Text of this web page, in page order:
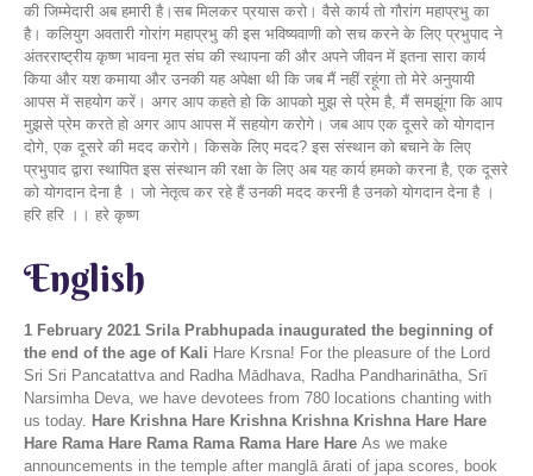
की जिम्मेदारी अब हमारी है।सब मिलकर प्रयास करो। वैसे कार्य तो गौरांग महाप्रभु का
है। कलियुग अवतारी गोरांग महाप्रभु की इस भविष्यवाणी को सच करने के लिए प्रभुपाद ने
अंतरराष्ट्रीय कृष्ण भावना मृत संघ की स्थापना की और अपने जीवन में इतना सारा कार्य
किया और यश कमाया और उनकी यह अपेक्षा थी कि जब मैं नहीं रहूंगा तो मेरे अनुयायी
आपस में सहयोग करें। अगर आप कहते हो कि आपको मुझ से प्रेम है, मैं समझूंगा कि आप
मुझसे प्रेम करते हो अगर आप आपस में सहयोग करोगे। जब आप एक दूसरे को योगदान
दोगे, एक दूसरे की मदद करोगे। किसके लिए मदद? इस संस्थान को बचाने के लिए
प्रभुपाद द्वारा स्थापित इस संस्थान की रक्षा के लिए अब यह कार्य हमको करना है, एक दूसरे
को योगदान देना है । जो नेतृत्व कर रहे हैं उनकी मदद करनी है उनको योगदान देना है ।
हरि हरि ।। हरे कृष्ण
English
1 February 2021 Srila Prabhupada inaugurated the beginning of
the end of the age of Kali Hare Krsna! For the pleasure of the Lord
Sri Sri Pancatattva and Radha Mādhava, Radha Pandharinātha, Srī
Narsimha Deva, we have devotees from 780 locations chanting with
us today. Hare Krishna Hare Krishna Krishna Krishna Hare Hare
Hare Rama Hare Rama Rama Rama Hare Hare As we make
announcements in the temple after manglā ārati of japa scores, book